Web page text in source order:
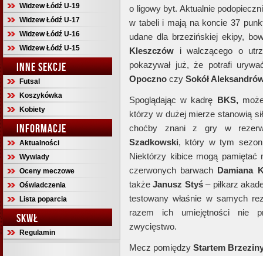
Widzew Łódź U-19
Widzew Łódź U-17
Widzew Łódź U-16
Widzew Łódź U-15
INNE SEKCJE
Futsal
Koszykówka
Kobiety
INFORMACJE
Aktualności
Wywiady
Oceny meczowe
Oświadczenia
Lista poparcia
SKWŁ
Regulamin
o ligowy byt. Aktualnie
w tabeli i mają na koncie 37
udane dla brzezińskiej ekipy,
Kleszczów i walczącego o
pokazywał już, że potrafi
Opoczno czy Sokół
Spoglądając w kadrę BKS,
którzy w dużej mierze stanowią
choćby znani z gry w
Szadkowski, który w tym
Niektórzy kibice mogą pamiętać
czerwonych barwach Damiana
takżeJanusz Styś– piłkarz
testowany właśnie w samych
razem ich umiejętności nie
zwycięstwo.
Mecz pomiędzyStartem